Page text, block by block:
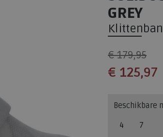
GREY
€ 179,95
€ 125,97
Beschikbare
4 7